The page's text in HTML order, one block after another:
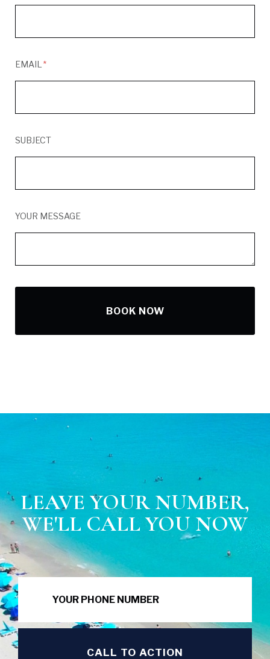
EMAIL
SUBJECT
YOUR MESSAGE
BOOK NOW
LEAVE YOUR NUMBER,
WE'LL CALL YOU NOW
CALL TO ACTION